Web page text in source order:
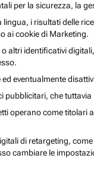
per la sicurezza, la
i risultati delle
ai cookie di Marketing.
altri identificativi
eventualmente
che
operano come
di retargeting,
cambiare le